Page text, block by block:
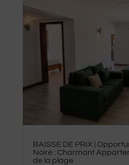
BAISSE DE PRIX |
Noire : Charmant
de la plage